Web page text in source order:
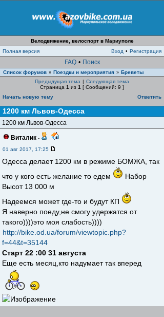
Велодвижение, велоспорт в Мариуполе
Полная версия
Вход • Регистрация
FAQ • Поиск
Список форумов » Поездки и мероприятия » Бреветы
Предыдущая тема | Следующая тема
Страница 1 из 1 [ Сообщений: 9 ]
Начать новую тему
Ответить
1200 км Львов-Одесса
1200 км Львов-Одесса
Виталик -
01 авг 2017, 17:25
Одесса делает 1200 км в режиме БОМЖА, так
что у кого есть желание то едем
Набор
Высот 13 000 м
Надеемся может где-то и будут КП
Я наверно поеду,не смогу удержатся от
такого))))это моя слабость))))
http://bike.od.ua/forum/viewtopic.php?
f=44&t=35144
Старт 22 :00 31 августа
Еще есть месяц,кто надумает так вперед